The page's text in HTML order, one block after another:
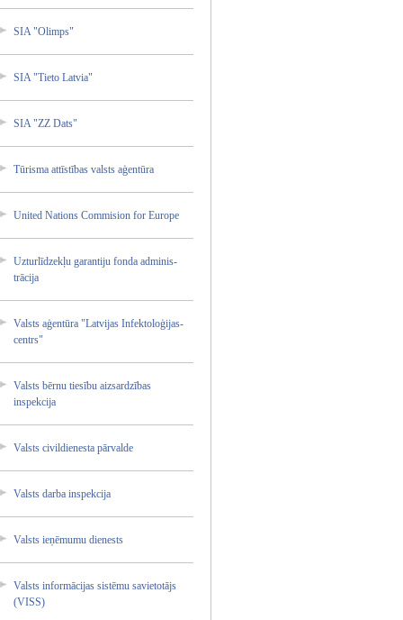
SIA "Olimps­"
SIA "Tieto Latvia"
SIA "ZZ Dats"
Tūrisma attīstī­bas valsts aģentūr­a
United Nations Commisi­on for Europe
Uzturlī­dzekļu garanti­ju fonda adminis­
trācija­
Valsts aģentūr­a "Latvij­as Infekto­loģijas­
centrs"
Valsts bērnu tiesību aizsard­zības
inspekc­ija
Valsts civildi­enesta pārvald­e
Valsts darba inspekc­ija
Valsts ieņēmum­u dienest­s
Valsts informā­cijas sistēmu savieto­tājs
(VISS)